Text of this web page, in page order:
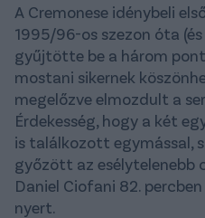
A Cremonese idénybeli
1995/96-os szezon óta
gyűjtötte be a három
mostani sikernek
megelőzve elmozdult a
Érdekesség, hogy a két
is találkozott egymással,
győzött az esélytelenebb
Daniel Ciofani 82.
nyert.